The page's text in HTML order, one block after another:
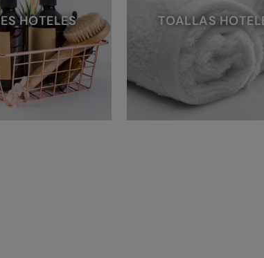
HOTELES TOALLAS